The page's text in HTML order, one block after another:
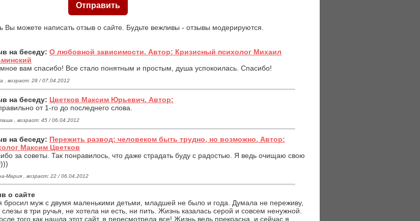
Вы можете написать отзыв о сайте. Будьте вежливы - отзывы модерируются.
на беседу: О любовной зависимости. Автор: Кризисный психолог Михаил
вам спасибо! Все стало понятным и простым, душа успокоилась. Спасибо!
, возраст: 28 / 07.04.2012
на беседу: Цветков Максим Юрьевич. Автор:
от 1-го до последнего слова.
, возраст: 45 / 06.04.2012
на беседу: Пережить развод: человеком быть трудно, но возможно. Автор:
Максим Цветков
за советы. Так понравилось, что даже страдать буду с радостью. Я ведь очищаю свою
Мария , возраст: 22 / 06.04.2012
о сайте
бросил муж с двумя маленькими детьми, младшей не было и года. Думала не переживу,
в три ручья, не хотела ни есть, ни пить. Жизнь казалась серой и совсем ненужной.
того как нашла этот сайт, я пересмотрела все! Жизнь ведь прекрасна, и сейчас я